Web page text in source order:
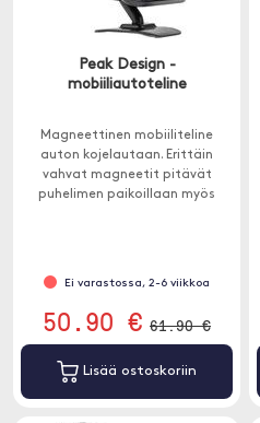
Peak Design -
mobiiliautoteline
Magneettinen mobiiliteline
auton kojelautaan. Erittäin
vahvat magneetit pitävät
puhelimen paikoillaan myös
Ei varastossa, 2-6 viikkoa
50.90 € 61.90 €
Lisää ostoskoriin